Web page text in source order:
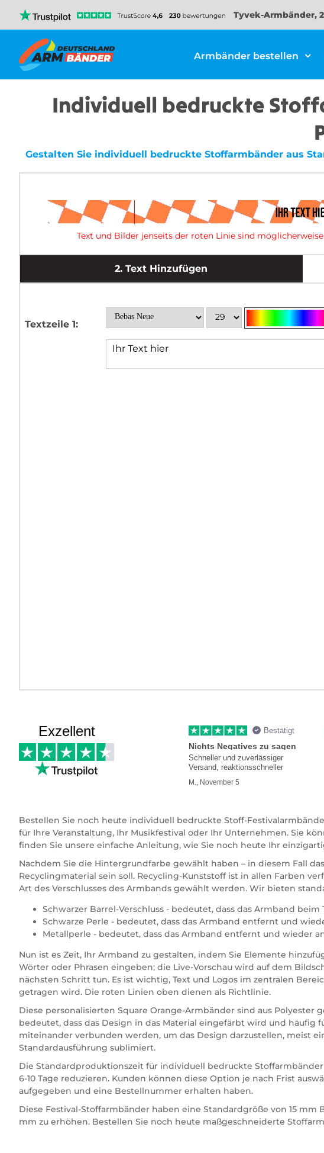
Tyvek-Armbänder,
Armbänder bestellen
Individuell bedruckte
Gestalten Sie individuell bedruckte Stoffarmbänder aus
Text und Bilder jenseits der roten Linie sind
2.Text Hinzufügen
Textzeile 1:
Exzellent Bestätigt
Nichts Negatives zu sagen
Schneller und zuverlässiger
Versand, reaktionsschneller
M., November 5
Bestellen Sie noch heute individuell bedruckte Stoff-
für Ihre Veranstaltung, Ihr Musikfestival oder Ihr Unternehmen. Sie
finden Sie unsere einfache Anleitung, wie Sie noch heute Ihr
Nachdem Sie die Hintergrundfarbe gewählt haben – in diesem Fall
Recyclingmaterial sein soll. Recycling-Kunststoff ist in allen Farben
Art des Verschlusses des Armbands gewählt werden. Wir bieten
Schwarzer Barrel-Verschluss - bedeutet, dass das Armband
Schwarze Perle - bedeutet, dass das Armband entfernt und
Metallperle - bedeutet, dass das Armband entfernt und wieder
Nun ist es Zeit, Ihr Armband zu gestalten, indem Sie Elemente
Wörter oder Phrasen eingeben; die Live-Vorschau wird auf dem
nächsten Schritt tun. Es ist wichtig, Text und Logos im zentralen
getragen wird. Die roten Linien oben dienen als Richtlinie.
Diese personalisierten Square Orange-Armbänder sind aus
bedeutet, dass das Design in das Material eingefärbt wird und
miteinander verbunden werden, um das Design darzustellen, meist
Standardausführung sublimiert.
Die Standardproduktionszeit für individuell bedruckte
6-10 Tage reduzieren. Kunden können diese Option je nach Frist
aufgegeben und eine Bestellnummer erhalten haben.
Diese Festival-Stoffarmbänder haben eine Standardgröße von 15
mm zu erhöhen. Bestellen Sie noch heute maßgeschneiderte